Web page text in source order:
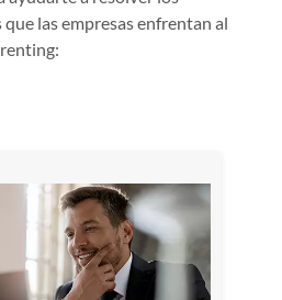
las empresas enfrentan al